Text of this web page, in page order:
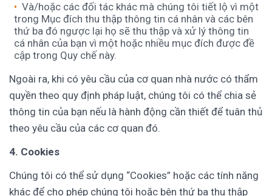
Và/hoặc các đối tác khác mà chúng tôi tiết lộ vì một
trong Mục đích thu thập thông tin cá nhân và các bên
thứ ba đó ngược lại họ sẽ thu thập và xử lý thông tin
cá nhân của bạn vì một hoặc nhiều mục đích được đề
cập trong Quy chế này.
Ngoài ra, khi có yêu cầu của cơ quan nhà nước có thẩm
quyền theo quy định pháp luật, chúng tôi có thể chia sẻ
thông tin của bạn nếu là hành động cần thiết để tuân thủ
theo yêu cầu của các cơ quan đó.
4. Cookies
Chúng tôi có thể sử dụng “Cookies” hoặc các tính năng
khác để cho phép chúng tôi hoặc bên thứ ba thu thập